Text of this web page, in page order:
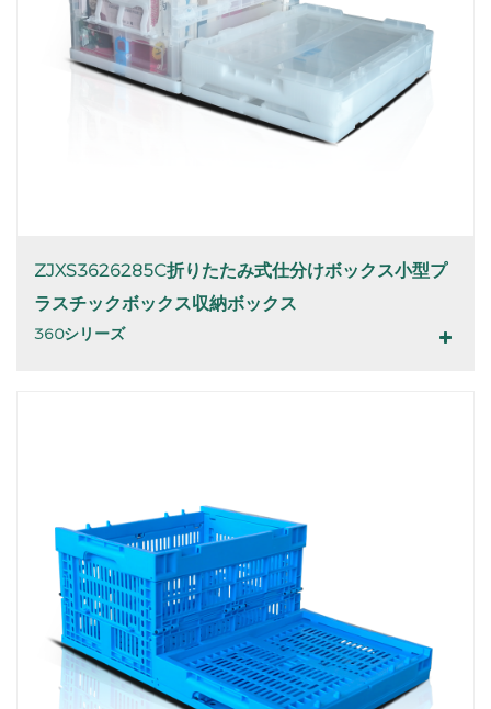
ZJXS3626285C折りたたみ式仕分けボックス小型プ
ラスチックボックス収納ボックス
360シリーズ